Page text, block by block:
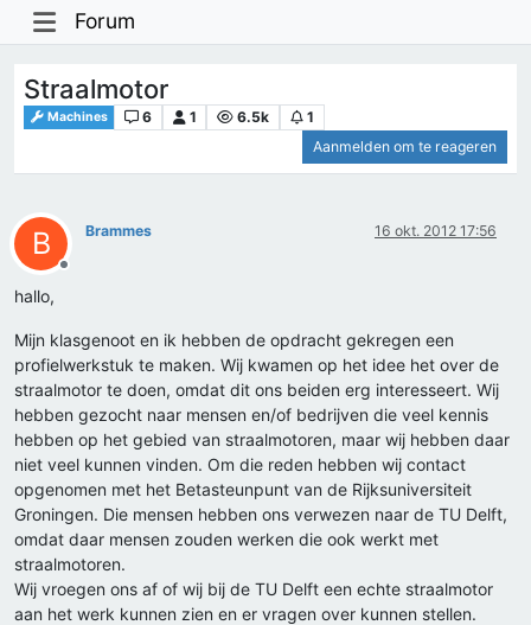
Forum
Straalmotor
Machines 6 1 6.5k
1
Aanmelden om te reageren
B
Offline
Brammes 16 okt. 2012 17:56
hallo,
Mijn klasgenoot en ik hebben de opdracht gekregen een
profielwerkstuk te maken. Wij kwamen op het idee het over de
straalmotor te doen, omdat dit ons beiden erg interesseert. Wij
hebben gezocht naar mensen en/of bedrijven die veel kennis
hebben op het gebied van straalmotoren, maar wij hebben daar
niet veel kunnen vinden. Om die reden hebben wij contact
opgenomen met het Betasteunpunt van de Rijksuniversiteit
Groningen. Die mensen hebben ons verwezen naar de TU Delft,
omdat daar mensen zouden werken die ook werkt met
straalmotoren.
Wij vroegen ons af of wij bij de TU Delft een echte straalmotor
aan het werk kunnen zien en er vragen over kunnen stellen.